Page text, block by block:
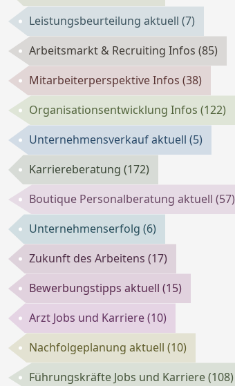
Leistungsbeurteilung aktuell (7)
Arbeitsmarkt & Recruiting Infos (85)
Mitarbeiterperspektive Infos (38)
Organisationsentwicklung Infos (122)
Unternehmensverkauf aktuell (5)
Karriereberatung (172)
Boutique Personalberatung aktuell (57)
Unternehmenserfolg (6)
Zukunft des Arbeitens (17)
Bewerbungstipps aktuell (15)
Arzt Jobs und Karriere(10)
Nachfolgeplanung aktuell (10)
Führungskräfte Jobs und Karriere(108)